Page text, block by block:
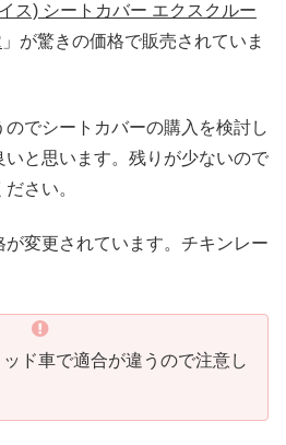
ス) シートカバー エクスクルー
」が驚きの価格で販売されていま
でシートカバーの購入を検討し
と思います。残りが少ないので
さい。
変更されています。チキンレー
ド車で適合が違うので注意し